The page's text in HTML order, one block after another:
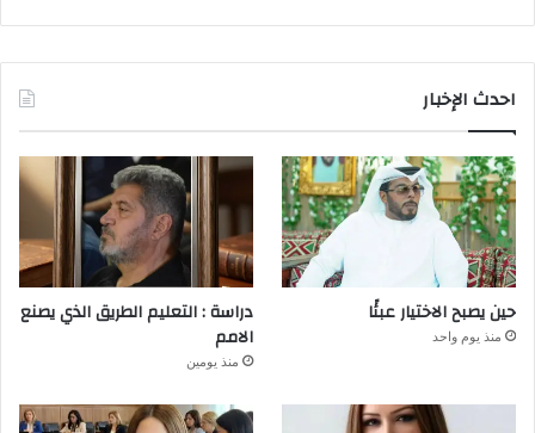
احدث الإخبار
حين يصبح الاختيار عبئًا
منذ يوم واحد
دراسة : التعليم الطريق الذي يصنع
الامم
منذ يومين